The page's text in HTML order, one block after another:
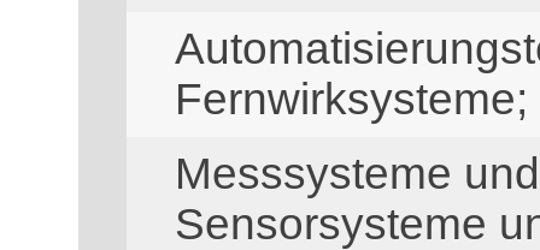
Messsysteme
Sensorsysteme